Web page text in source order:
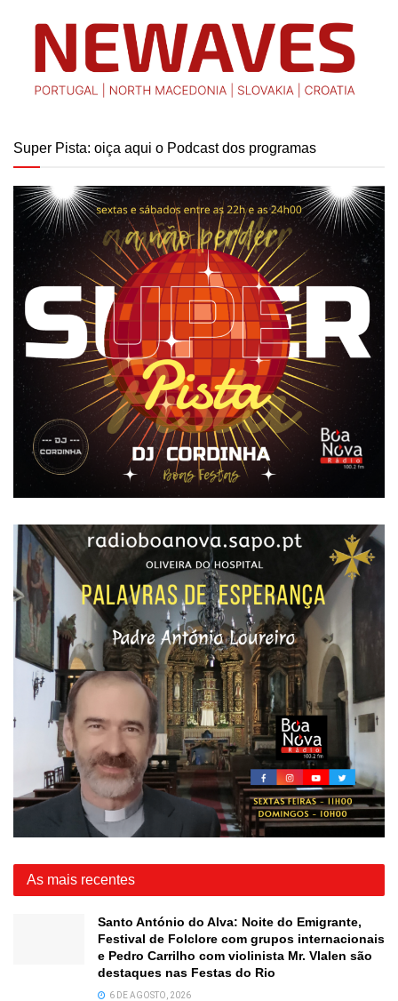
Super Pista: oiça aqui o Podcast dos programas
As mais recentes
Santo António do Alva: Noite do Emigrante,
Festival de Folclore com grupos internacionais
e Pedro Carrilho com violinista Mr. Vlalen são
destaques nas Festas do Rio
6 DE AGOSTO, 2026